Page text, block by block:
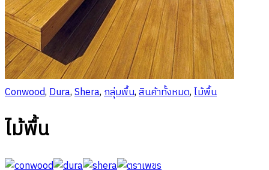
Conwood,Dura,Shera,กลุ่มพื้น,สินค้าทั้งหมด,ไม้พื้น
ไม้พื้น